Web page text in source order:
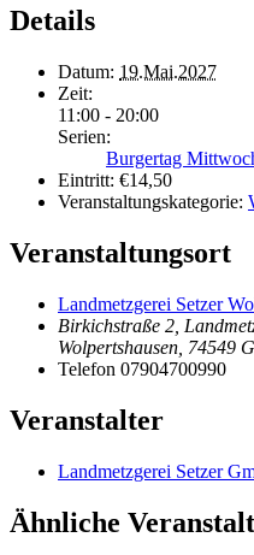
Details
Datum: 19.Mai.2027
Zeit:
11:00 - 20:00
Serien:
Burgertag
Eintritt: €14,50
Veranstaltungskategorie:
Veranstaltungsort
Landmetzgerei Setzer
Birkichstraße 2,
Wolpertshausen 74549
Telefon 07904700990
Veranstalter
Landmetzgerei Setzer
Ähnliche